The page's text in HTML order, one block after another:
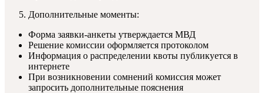
Дополнительные моменты:
Форма заявки-анкеты утверждается МВД
Решение комиссии оформляется протоколом
Информация о распределении квоты публикуется в
интернете
При возникновении сомнений комиссия может
запросить дополнительные пояснения